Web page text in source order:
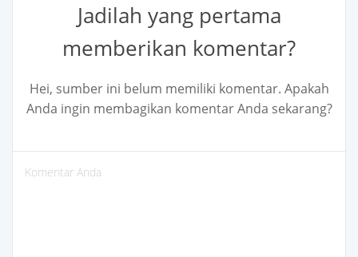
Jadilah yang pertama
memberikan komentar?
Hei, sumber ini belum memiliki komentar. Apakah
Anda ingin membagikan komentar Anda sekarang?